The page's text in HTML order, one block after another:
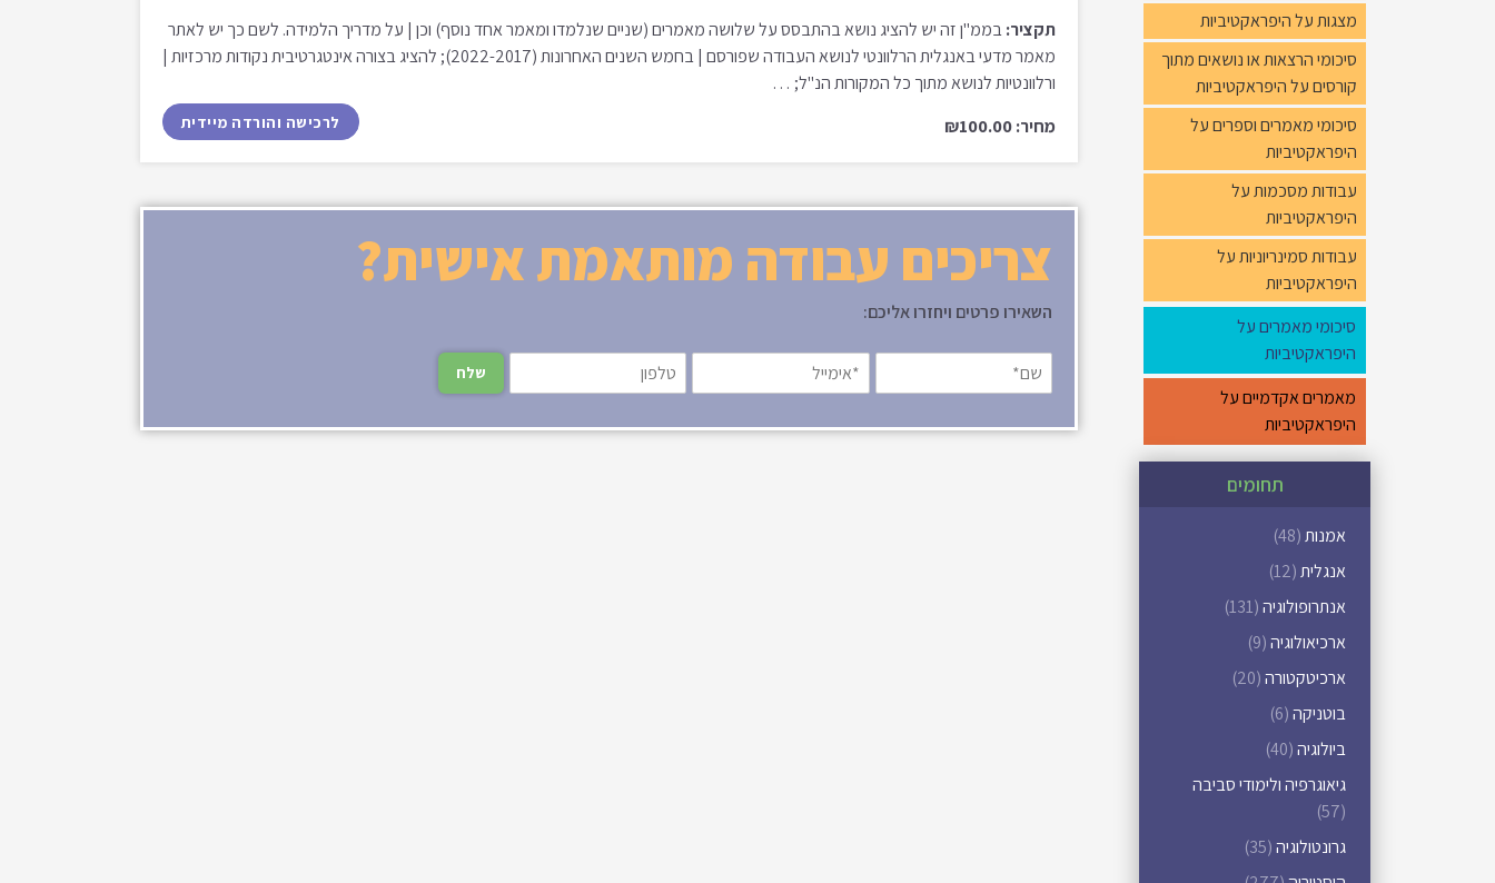
מצגות על היפראקטיביות
סיכומי הרצאות או נושאים מתוך
קורסים על היפראקטיביות
סיכומי מאמרים וספרים על
היפראקטיביות
עבודות מסכמות על
היפראקטיביות
עבודות סמינריוניות על
היפראקטיביות
סיכומי מאמרים על
היפראקטיביות
מאמרים אקדמיים על
היפראקטיביות
תחומים
אמנות(48)
אנגלית(12)
אנתרופולוגיה(131)
ארכיאולוגיה(9)
ארכיטקטורה(20)
בוטניקה(6)
ביולוגיה(40)
גיאוגרפיה ולימודי סביבה
(57)
גרונטולוגיה(35)
תקציר:בממ"ן זה יש להציג נושא בהתבסס על שלושה מאמרים (שניים שנלמדו ומאמר אחד נוסף) וכן | על מדריך הלמידה. לשם כך יש לאתר
מאמר מדעי באנגלית הרלוונטי לנושא העבודה שפורסם | בחמש השנים האחרונות (2022-2017); להציג בצורה אינטגרטיבית נקודות מרכזיות |
ורלוונטיות לנושא מתוך כל המקורות הנ"ל; …
מחיר: ₪100.00
לרכישה והורדה מיידית
צריכים עבודה מותאמת אישית?
השאירו פרטים ויחזרו אליכם: